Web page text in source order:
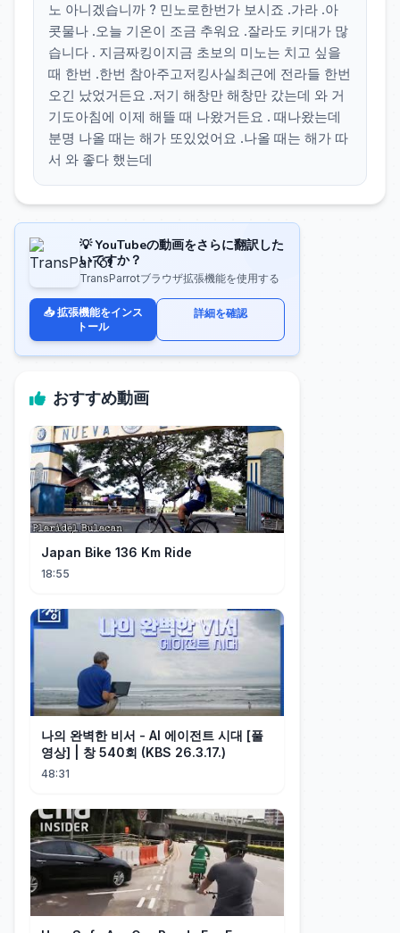
노 아니겠습니까 ? 민노로한번가 보시죠 .가라 .아
콧물나 .오늘 기온이 조금 추워요 .잘라도 키대가 많
습니다 . 지금짜킹이지금 초보의 미노는 치고 싶을
때 한번 .한번 참아주고저킹사실최근에 전라들 한번
오긴 났었거든요 .저기 해창만 해창만 갔는데 와 거
기도아침에 이제 해뜰 때 나왔거든요 . 때나왔는데
분명 나올 때는 해가 또있었어요 .나올 때는 해가 따
서 와 좋다 했는데
💡 YouTubeの動画をさらに翻訳した
いですか？
TransParrotブラウザ拡張機能を使用する
📥 拡張機能をインス
トール
詳細を確認
おすすめ動画
Japan Bike 136 Km Ride
18:55
나의 완벽한 비서 - AI 에이전트 시대 [풀
영상] | 창 540회 (KBS 26.3.17.)
48:31